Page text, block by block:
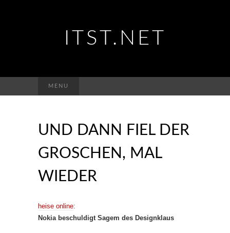
ITST.NET
MENU
nach:
UND DANN FIEL DER
GROSCHEN, MAL
WIEDER
heise online:
Nokia beschuldigt Sagem des Designklaus